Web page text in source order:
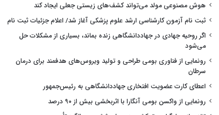
هوش مصنوعی مولد می‌تواند کشف‌های زیستی جعلی ایجاد کند
ثبت نام آزمون کارشناسی ارشد علوم پزشکی آغاز شد/ اعلام جزئیات ثبت نام
اگر روحیه جهادی در جهاددانشگاهی زنده بماند، بسیاری از مشکلات حل
می‌شود
رونمایی از فناوری بومی طراحی و تولید ویروس‌های هدفمند برای درمان
سرطان
اعطای کارت عضویت افتخاری جهاددانشگاهی به رئیس‌جمهور
رونمایی از واکسن بومی آنگارا با اثربخشی بیش از ۹۰ درصد